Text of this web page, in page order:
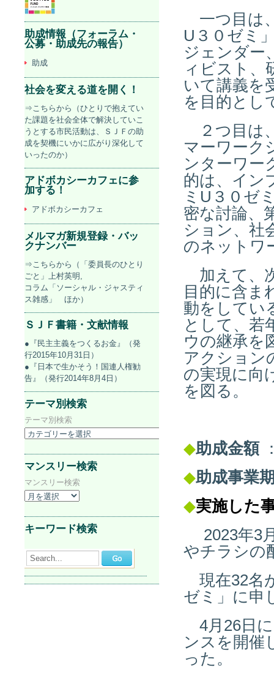
一つ目は
U３０ゼミ
ジェンダー
ィビスト、
いて講義を
を目的とし
２つ目は
マーワーク
ンターワー
的は、イン
ミU３０ゼ
密な討論、
ション、社
のネットワ
加えて、
目的に含ま
動をしてい
として、若
ウの継承を
アクション
の実現に向
を図る。
◆助成金額
◆助成事業
◆実施した
2023年3
やチラシの
現在32名
ゼミ」に申
4月26日に
ンスを開催
った。
助成情報（フォーラム・
公募・助成先の報告）
助成
社会を変える道を開く！
⇒こちらから（ひとりで抱えてい
た課題を社会全体で解決していこ
うとする市民活動は、ＳＪＦの助
成を契機にいかに広がり深化して
いったのか）
アドボカシーカフェに参
加する！
アドボカシーカフェ
メルマガ新規登録・バッ
クナンバー
⇒こちらから（「委員長のひとり
ごと」上村英明,
コラム「ソーシャル・ジャスティ
ス雑感」 ほか）
ＳＪＦ書籍・文献情報
●『民主主義をつくるお金』（発
行2015年10月31日）
●『日本で生かそう！国連人権勧
告』（発行2014年8月4日）
テーマ別検索
テーマ別検索
マンスリー検索
マンスリー検索
キーワード検索
Search...